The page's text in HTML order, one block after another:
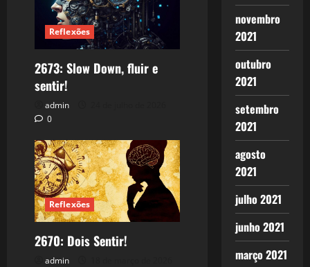
Reflexões
2673: Slow Down, fluir e
sentir!
admin
0
Reflexões
2670: Dois Sentir!
admin
novembro
2021
outubro
2021
setembro
2021
agosto
2021
julho 2021
junho 2021
março 2021